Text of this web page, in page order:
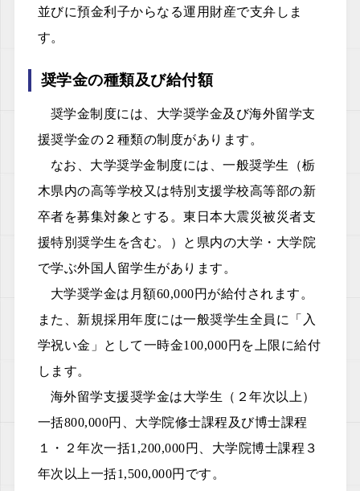
並びに預金利子からなる運用財産で支弁しま
す。
奨学金の種類及び給付額
奨学金制度には、大学奨学金及び海外留学支
援奨学金の２種類の制度があります。
なお、大学奨学金制度には、一般奨学生（栃
木県内の高等学校又は特別支援学校高等部の新
卒者を募集対象とする。東日本大震災被災者支
援特別奨学生を含む。）と県内の大学・大学院
で学ぶ外国人留学生があります。
大学奨学金は月額60,000円が給付されます。
また、新規採用年度には一般奨学生全員に「入
学祝い金」として一時金100,000円を上限に給付
します。
海外留学支援奨学金は大学生（２年次以上）
一括800,000円、大学院修士課程及び博士課程
１・２年次一括1,200,000円、大学院博士課程３
年次以上一括1,500,000円です。